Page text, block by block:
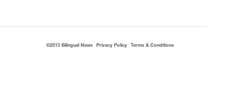
©2013 Bilingual News Privacy Policy Terms & Conditions